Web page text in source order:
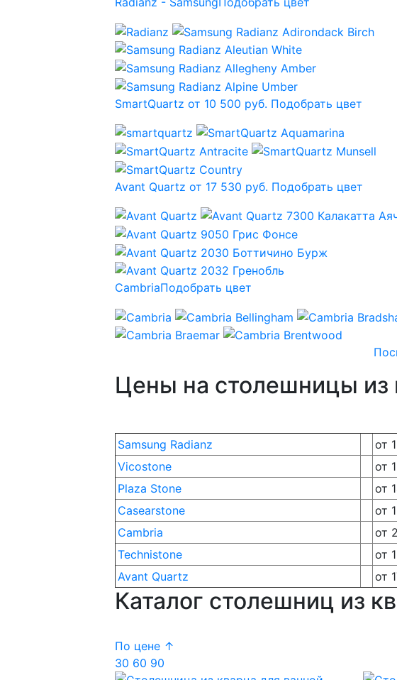
SmartQuartz от 10 500 руб. Подобрать цвет
Avant Quartz от 17 530 руб. Подобрать цвет
CambriaПодобрать цвет
Цены на столешницы из
Samsung Radianz
от
Vicostone
от
Plaza Stone
от
Casearstone
от
Cambria
от
Technistone
от
Avant Quartz
от
Каталог столешниц из
По цене ↑
30 60 90